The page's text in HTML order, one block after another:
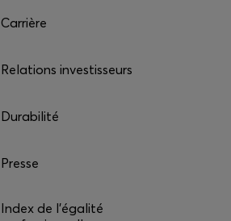
Carrière
Relations investisseurs
Durabilité
Presse
Index de l'égalité